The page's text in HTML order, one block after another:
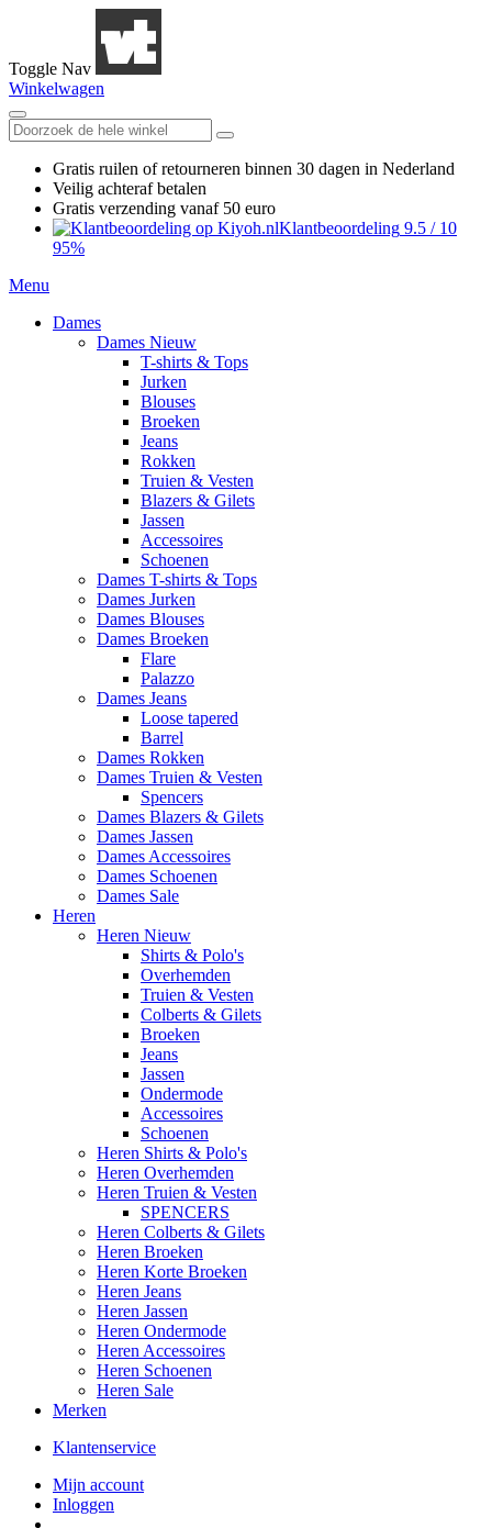
Toggle Nav
Winkelwagen
Gratis ruilen of retourneren binnen 30 dagen in Nederland
Veilig achteraf betalen
Gratis verzending vanaf 50 euro
Klantbeoordeling 9.5 / 10
95%
Menu
Dames
Dames Nieuw
T-shirts & Tops
Jurken
Blouses
Broeken
Jeans
Rokken
Truien & Vesten
Blazers & Gilets
Jassen
Accessoires
Schoenen
Dames T-shirts & Tops
Dames Jurken
Dames Blouses
Dames Broeken
Flare
Palazzo
Dames Jeans
Loose tapered
Barrel
Dames Rokken
Dames Truien & Vesten
Spencers
Dames Blazers & Gilets
Dames Jassen
Dames Accessoires
Dames Schoenen
Dames Sale
Heren
Heren Nieuw
Shirts & Polo's
Overhemden
Truien & Vesten
Colberts & Gilets
Broeken
Jeans
Jassen
Ondermode
Accessoires
Schoenen
Heren Shirts & Polo's
Heren Overhemden
Heren Truien & Vesten
SPENCERS
Heren Colberts & Gilets
Heren Broeken
Heren Korte Broeken
Heren Jeans
Heren Jassen
Heren Ondermode
Heren Accessoires
Heren Schoenen
Heren Sale
Merken
Klantenservice
Mijn account
Inloggen